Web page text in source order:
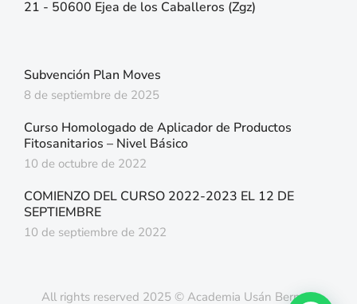
21 - 50600 Ejea de los Caballeros (Zgz)
Subvención Plan Moves
8 de septiembre de 2025
Curso Homologado de Aplicador de Productos
Fitosanitarios – Nivel Básico
10 de octubre de 2022
COMIENZO DEL CURSO 2022-2023 EL 12 DE
SEPTIEMBRE
10 de septiembre de 2022
All rights reserved 2025 © Academia Usán Bernad.